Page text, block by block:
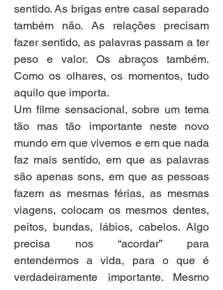
sentido. As brigas entre casal separado
também não. As relações precisam
fazer sentido, as palavras passam a ter
peso e valor. Os abraços também.
Como os olhares, os momentos, tudo
aquilo que importa.
Um filme sensacional, sobre um tema
tão mas tão importante neste novo
mundo em que vivemos e em que nada
faz mais sentido, em que as palavras
são apenas sons, em que as pessoas
fazem as mesmas férias, as mesmas
viagens, colocam os mesmos dentes,
peitos, bundas, lábios, cabelos. Algo
precisa nos “acordar” para
entendermos a vida, para o que é
verdadeiramente importante. Mesmo